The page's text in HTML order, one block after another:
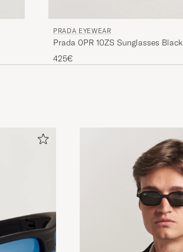
PRADA EYEWEAR
Prada 0PR 10ZS Sunglasses Black
425€